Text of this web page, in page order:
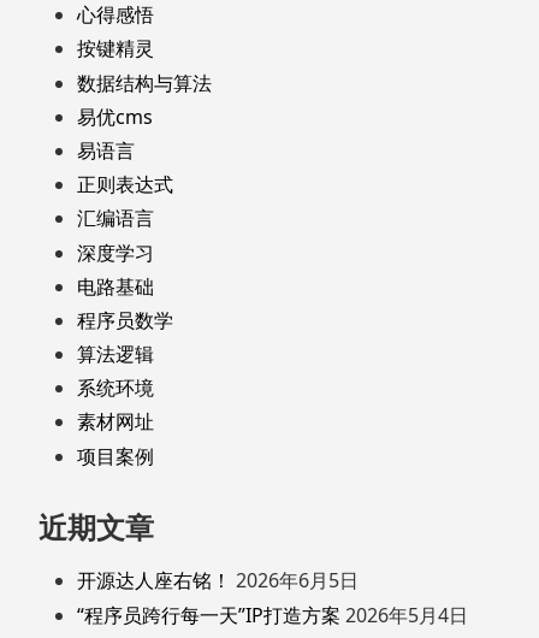
心得感悟
按键精灵
数据结构与算法
易优cms
易语言
正则表达式
汇编语言
深度学习
电路基础
程序员数学
算法逻辑
系统环境
素材网址
项目案例
近期文章
开源达人座右铭！ 2026年6月5日
“程序员跨行每一天”IP打造方案 2026年5月4日